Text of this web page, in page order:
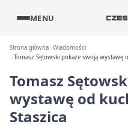
MENU
Strona główna Wiadomości
Tomasz Sętowski pokaże swoją wystawę
Tomasz
wystawę od
Staszica